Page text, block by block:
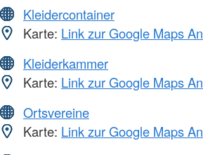
Kleidercontainer
Karte: Link zur Google Maps
Kleiderkammer
Karte: Link zur Google Maps
Ortsvereine
Karte: Link zur Google Maps